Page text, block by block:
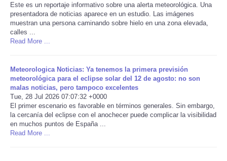
Especiales
Internacionales
Salud
Tecnologia
Este es un reportaje informativo sobre una alerta meteorológica. Una
presentadora de noticias aparece en un estudio. Las imágenes
muestran una persona caminando sobre hielo en una zona elevada,
calles ...
Read More ...
Meteorologica Noticias: Ya tenemos la primera previsión
meteorológica para el eclipse solar del 12 de agosto: no son
malas noticias, pero tampoco excelentes
Tue, 28 Jul 2026 07:07:32 +0000
El primer escenario es favorable en términos generales. Sin embargo,
la cercanía del eclipse con el anochecer puede complicar la visibilidad
en muchos puntos de España ...
Read More ...